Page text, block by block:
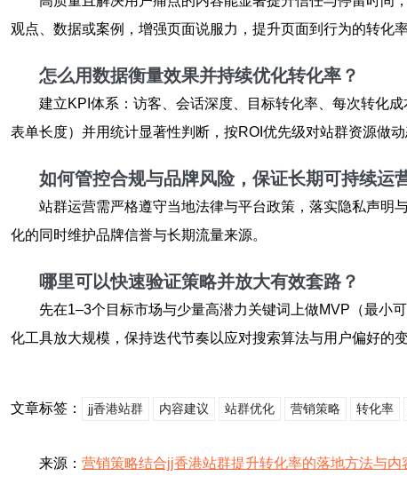
观点、数据或案例，增强页面说服力，提升页面到行为的转化率
怎么用数据衡量效果并持续优化转化率 ？
建立KPI体系：访客、会话深度、目标转化率、每次转化
表单长度）并用统计显著性判断，按ROI优先级对站群资源做动
如何管控合规与品牌风险，保证长期可持续运
站群运营需严格遵守当地法律与平台政策，落实隐私声明
化的同时维护品牌信誉与长期流量来源。
哪里可以快速验证策略并放大有效套路？
先在1–3个目标市场与少量高潜力关键词上做MVP（最小
化工具放大规模，保持迭代节奏以应对搜索算法与用户偏好的变
文章标签： jj香港站群 内容建议 站群优化 营销策略 转化率
来源： 营销策略结合jj香港站群提升转化率的落地方法与内